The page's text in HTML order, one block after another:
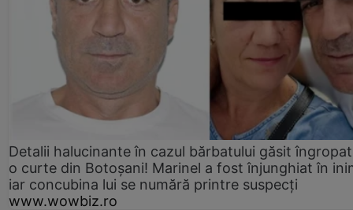
Detalii halucinante în cazul bărbatului găsit
o curte din Botoșani! Marinel a fost înjunghiat în
iar concubina lui se numără printre suspecți
www.wowbiz.ro